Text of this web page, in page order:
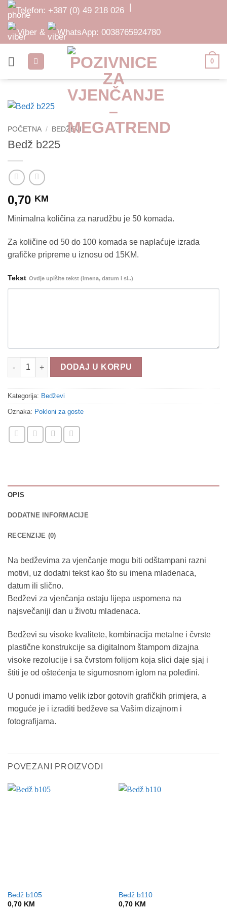
Skip
content
Telefon: +387 (0) 49 218 026 |
Viber & WhatsApp: 0038765924780
0
POČETNA / BEDŽEVI
Bedž b225
0,70 KM
Minimalna količina za narudžbu je 50 komada.
Za količine od 50 do 100 komada se naplaćuje izrada
grafičke pripreme u iznosu od 15KM.
Tekst Ovdje upišite tekst (imena, datum i sl..)
Bedž b225 količina
DODAJ U KORPU
Kategorija: Bedževi
Oznaka: Pokloni za goste
OPIS
DODATNE INFORMACIJE
RECENZIJE (0)
Na bedževima za vjenčanje mogu biti odštampani razni
motivi, uz dodatni tekst kao što su imena mladenaca,
datum ili slično.
Bedževi za vjenčanja ostaju lijepa uspomena na
najsvečaniji dan u životu mladenaca.
Bedževi su visoke kvalitete, kombinacija metalne i čvrste
plastične konstrukcije sa digitalnom štampom dizajna
visoke rezolucije i sa čvrstom folijom koja slici daje sjaj i
štiti je od oštećenja te sigurnosnom iglom na poleđini.
U ponudi imamo velik izbor gotovih grafičkih primjera, a
moguće je i izraditi bedževe sa Vašim dizajnom i
fotografijama.
POVEZANI PROIZVODI
Bedž b105
0,70 KM
Bedž b110
0,70 KM